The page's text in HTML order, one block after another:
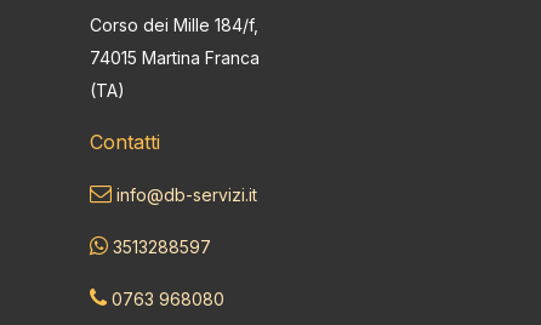
Corso dei Mille 184/f,
74015 Martina Franca
(TA)
Contatti
info@db-servizi.it
3513288597
0763 968080